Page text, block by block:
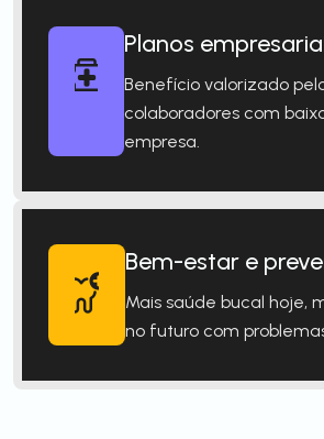
Planos
Benefício valorizado
colaboradores com
empresa.
Bem-estar e
Mais saúde bucal hoje,
no futuro com